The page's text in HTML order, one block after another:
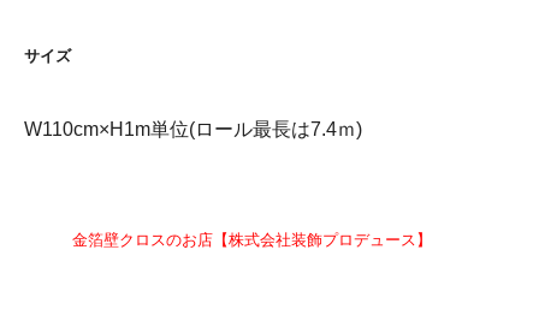
サイズ
W110cm×H1m単位(ロール最長は7.4ｍ)
金箔壁クロスのお店【株式会社装飾プロデュース】